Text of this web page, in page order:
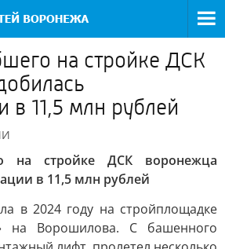
на стройке ДСК
в 11,5 млн рублей
на стройке ДСК воронежца
в 11,5 млн рублей
в 2024 году на стройплощадке
на Ворошилова. С башенного